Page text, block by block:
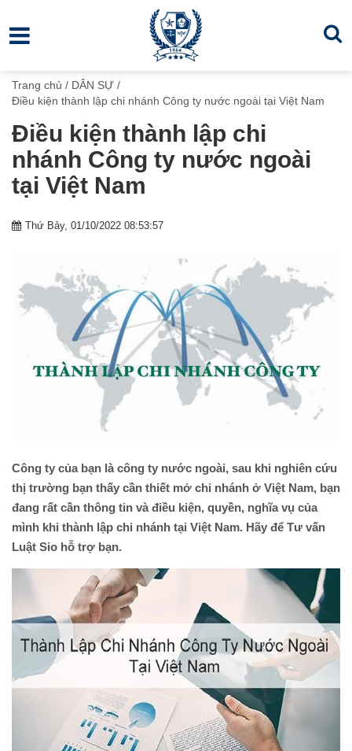
Trang chủ / DÂN SỰ /
Điều kiện thành lập chi nhánh Công ty nước ngoài tại Việt Nam
Điều kiện thành lập chi
nhánh Công ty nước ngoài
tại Việt Nam
Thứ Bảy, 01/10/2022 08:53:57
Công ty của bạn là công ty nước ngoài, sau khi nghiên cứu
thị trường bạn thấy cần thiết mở chi nhánh ở Việt Nam, bạn
đang rất cần thông tin và điều kiện, quyền, nghĩa vụ của
mình khi thành lập chi nhánh tại Việt Nam. Hãy để Tư vấn
Luật Sio hỗ trợ bạn.